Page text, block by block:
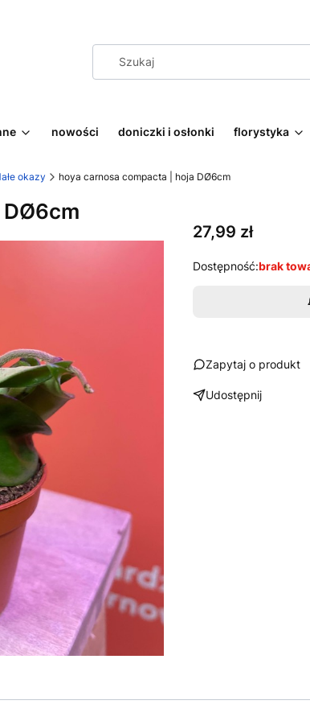
nowości doniczki i osłonki florystyka
okazy hoya carnosa compacta | hoja DØ6cm
DØ6cm
Cena
27,99 zł
Dostępność:brak
Zapytaj o produkt
Udostępnij